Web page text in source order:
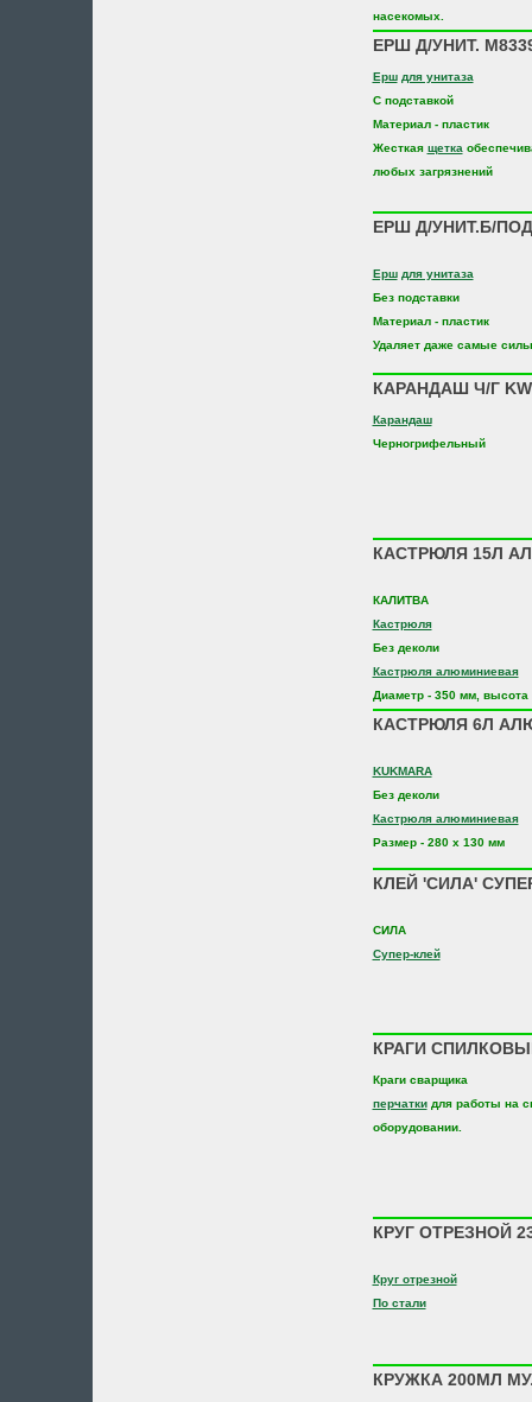
насекомых.
ЕРШ Д/УНИТ.
Ерш для унитаза
С подставкой
Материал - пластик
Жесткая щетка
любых загрязнений
ЕРШ Д/УНИТ.Б/
Ерш для унитаза
Без подставки
Материал - пластик
Удаляет даже самые
КАРАНДАШ Ч/Г
Карандаш
Черногрифельный
КАСТРЮЛЯ 15Л
КАЛИТВА
Кастрюля
Без деколи
Кастрюля алюминиевая
Диаметр - 350 мм, высота
КАСТРЮЛЯ 6Л
KUKMARA
Без деколи
Кастрюля алюминиевая
Размер - 280 х 130 мм
КЛЕЙ 'СИЛА'
СИЛА
Супер-клей
КРАГИ
Краги сварщика
перчаткидля работы на
оборудовании.
КРУГ ОТРЕЗНОЙ
Круг отрезной
По стали
КРУЖКА 200МЛ